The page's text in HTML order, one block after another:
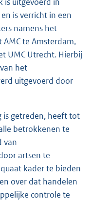
is verricht in een
namens het
AMC te Amsterdam,
UMC Utrecht. Hierbij
het
uitgevoerd door
is getreden, heeft tot
betrokkenen te
van
artsen te
kader te bieden
over dat handelen
controle te